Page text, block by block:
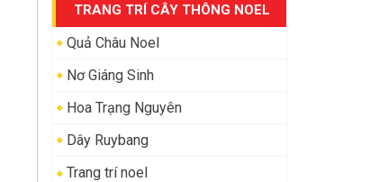
TRANG TRÍ CÂY THÔNG NOEL
Quả Châu Noel
Nơ Giáng Sinh
Hoa Trạng Nguyên
Dây Ruybang
Trang trí noel